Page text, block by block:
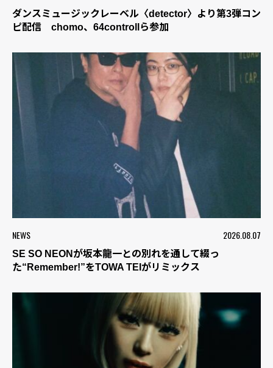
ダンスミュージックレーベル〈detector〉より第3弾コン
ピ配信 chomo、64controllら参加
NEWS 2026.08.07
SE SO NEONが坂本龍一との別れを通して綴っ
た“Remember!”をTOWA TEIがリミックス